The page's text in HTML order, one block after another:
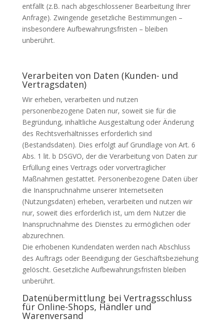
entfällt (z.B. nach abgeschlossener Bearbeitung Ihrer
Anfrage). Zwingende gesetzliche Bestimmungen –
insbesondere Aufbewahrungsfristen – bleiben
unberührt.
Verarbeiten von Daten (Kunden- und
Vertragsdaten)
Wir erheben, verarbeiten und nutzen
personenbezogene Daten nur, soweit sie für die
Begründung, inhaltliche Ausgestaltung oder Änderung
des Rechtsverhältnisses erforderlich sind
(Bestandsdaten). Dies erfolgt auf Grundlage von Art. 6
Abs. 1 lit. b DSGVO, der die Verarbeitung von Daten zur
Erfüllung eines Vertrags oder vorvertraglicher
Maßnahmen gestattet. Personenbezogene Daten über
die Inanspruchnahme unserer Internetseiten
(Nutzungsdaten) erheben, verarbeiten und nutzen wir
nur, soweit dies erforderlich ist, um dem Nutzer die
Inanspruchnahme des Dienstes zu ermöglichen oder
abzurechnen.
Die erhobenen Kundendaten werden nach Abschluss
des Auftrags oder Beendigung der Geschäftsbeziehung
gelöscht. Gesetzliche Aufbewahrungsfristen bleiben
unberührt.
Datenübermittlung bei Vertragsschluss
für Online-Shops, Händler und
Warenversand